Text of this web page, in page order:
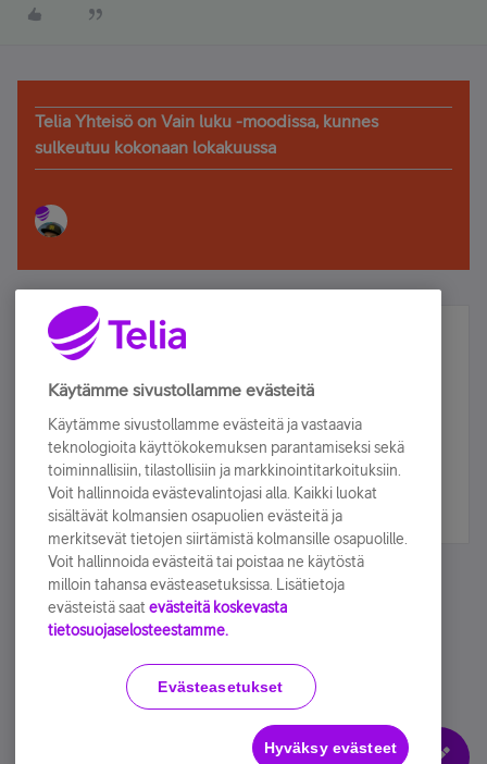
Telia Yhteisö on Vain luku -moodissa, kunnes
sulkeutuu kokonaan lokakuussa
Älä jää paitsi – osallistu ja voita!
Tilaa Telian uutiskirje ja olet mukana arvonnassa.
sähköpostiisi.
Tilaa nyt
Käyttöehdot Accessibility statement
Evästeasetukset
Käytämme sivustollamme evästeitä
Käytämme sivustollamme evästeitä ja vastaavia
teknologioita käyttökokemuksen parantamiseksi sekä
toiminnallisiin, tilastollisiin ja markkinointitarkoituksiin.
Voit hallinnoida evästevalintojasi alla. Kaikki luokat
sisältävät kolmansien osapuolien evästeitä ja
merkitsevät tietojen siirtämistä kolmansille osapuolille.
Voit hallinnoida evästeitä tai poistaa ne käytöstä
milloin tahansa evästeasetuksissa. Lisätietoja
evästeistä saat evästeitä koskevasta
tietosuojaselosteestamme.
Evästeasetukset
Hyväksy evästeet